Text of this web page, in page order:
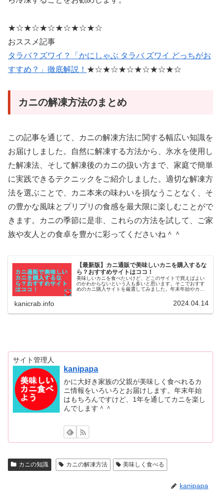
★☆★☆★☆★☆★☆★☆
おススメ記事
タラバ？ズワイ？「かにしゃぶ タラバ ズワイ どっちがお
すすめ？」徹底解説！ ★☆★☆★☆★☆★☆★☆
カニの解凍方法のまとめ
この記事を通じて、カニの解凍方法に関する幅広い知識を
お届けしました。自然に解凍する方法から、氷水を使用し
た解凍法、そして解凍後のカニの扱い方まで、家庭で簡単
に実践できるテクニックをご紹介しました。適切な解凍方
法を選ぶことで、カニ本来の味わいを損なうことなく、そ
の豊かな風味とプリプリの食感を最大限に楽しむことがで
きます。カニの季節に是非、これらの方法を試して、ご家
族や友人との食卓を豊かに彩ってくださいね＾＾
【最新版】カニ通販で美味しいカニを購入するな
ら？おすすめサイトはココ！
美味しいカニを食べたいけど、どこのサイトで買えばよい
のかわからないという人も多いと思います。そこでおすす
めのカニ購入サイトを厳選してみました。年末年始やカニ
kanicrab.info 2024.04.14
サイト管理人
kanipapa
かに大好き家族の父親が美味しく食べれるカ
ニ情報をいろいろとお届けします。年末年始
はもちろんですけど、1年を通してカニを楽し
んでします＾＾
カニの知識 カニの解凍方法 美味しく食べる
kanipapa